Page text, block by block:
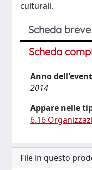
culturali.
Scheda breve
Scheda
Anno
2014
Appare nelle
6.16
File in questo